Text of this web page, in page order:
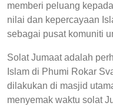
memberi peluang
nilai dan kepercayaan
sebagai pusat komuniti
Solat Jumaat adalah
Islam di Phumi Rokar
dilakukan di masjid
menyemak waktu solat